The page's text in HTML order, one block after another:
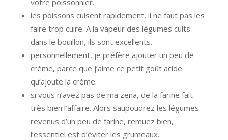
les poissons cuisent rapidement, il ne faut pas les
faire trop cuire. A la vapeur des légumes cuits
dans le bouillon, ils sont excellents.
personnellement, je préfère ajouter un peu de
crème, parce que j’aime ce petit goût acide
qu’ajoute la crème.
si vous n’avez pas de maïzena, de la farine fait
très bien l’affaire. Alors saupoudrez les légumes
revenus d’un peu de farine, remuez bien,
l’essentiel est d’éviter les grumeaux.